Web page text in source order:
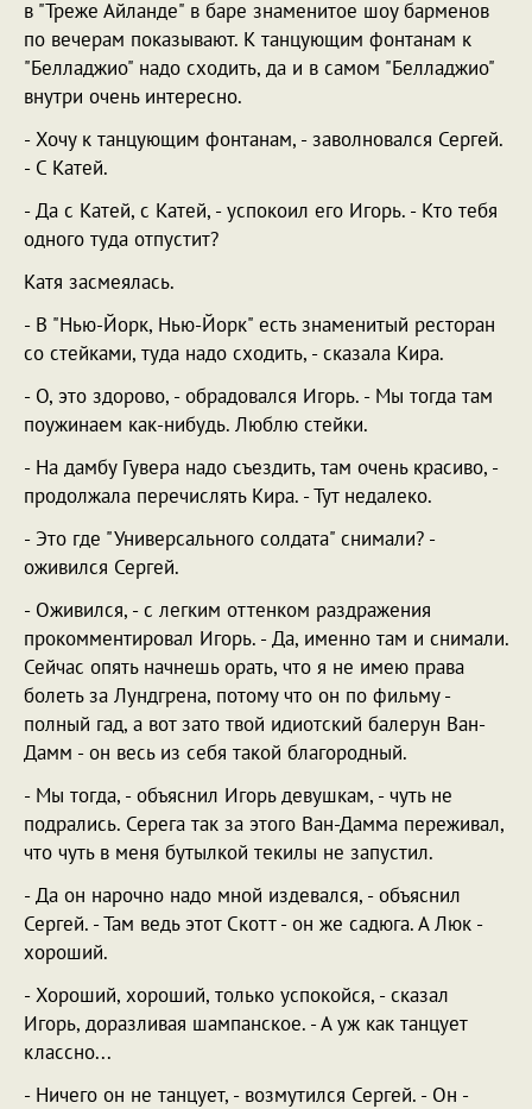
в "Треже Айланде" в баре знаменитое шоу барменов
по вечерам показывают. К танцующим фонтанам к
"Белладжио" надо сходить, да и в самом "Белладжио"
внутри очень интересно.
- Хочу к танцующим фонтанам, - заволновался Сергей.
- С Катей.
- Да с Катей, с Катей, - успокоил его Игорь. - Кто тебя
одного туда отпустит?
Катя засмеялась.
- В "Нью-Йорк, Нью-Йорк" есть знаменитый ресторан
со стейками, туда надо сходить, - сказала Кира.
- О, это здорово, - обрадовался Игорь. - Мы тогда там
поужинаем как-нибудь. Люблю стейки.
- На дамбу Гувера надо съездить, там очень красиво, -
продолжала перечислять Кира. - Тут недалеко.
- Это где "Универсального солдата" снимали? -
оживился Сергей.
- Оживился, - с легким оттенком раздражения
прокомментировал Игорь. - Да, именно там и снимали.
Сейчас опять начнешь орать, что я не имею права
болеть за Лундгрена, потому что он по фильму -
полный гад, а вот зато твой идиотский балерун Ван-
Дамм - он весь из себя такой благородный.
- Мы тогда, - объяснил Игорь девушкам, - чуть не
подрались. Серега так за этого Ван-Дамма переживал,
что чуть в меня бутылкой текилы не запустил.
- Да он нарочно надо мной издевался, - объяснил
Сергей. - Там ведь этот Скотт - он же садюга. А Люк -
хороший.
- Хороший, хороший, только успокойся, - сказал
Игорь, доразливая шампанское. - А уж как танцует
классно...
- Ничего он не танцует, - возмутился Сергей. - Он -